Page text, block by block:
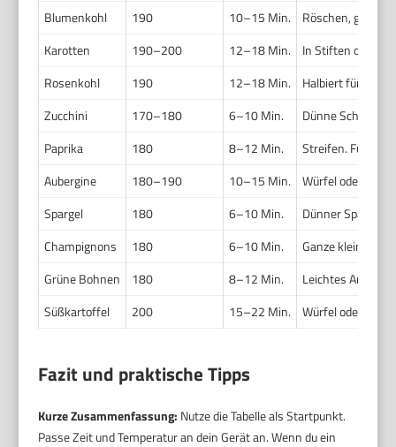
Blumenkohl
190 10–15 Min.
Röschen, ggf.
Karotten
190–200 12–18 Min.
In Stiften oder
Rosenkohl
190 12–18 Min.
Halbiert für
Zucchini
170–180 6–10 Min.
Dünne Scheiben
Paprika
180 8–12 Min.
Streifen. Für
Aubergine
180–190 10–15 Min.
Würfel oder
Spargel
180 6–10 Min.
Dünner Spargel
Champignons
180 6–10 Min.
Ganze kleine
Grüne Bohnen
180 8–12 Min.
Leichtes
Süßkartoffel
200 15–22 Min. Würfel oder
Fazit und praktische Tipps
Kurze Zusammenfassung: Nutze die Tabelle als Startpunkt.
Passe Zeit und Temperatur an dein Gerät an. Wenn du ein